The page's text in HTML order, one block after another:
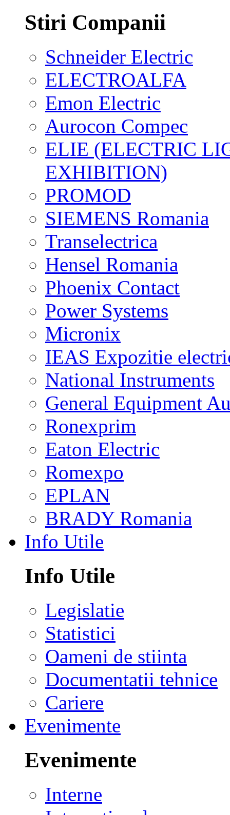
Stiri Companii
Schneider Electric
ELECTROALFA
Emon Electric
Aurocon Compec
ELIE (ELECTRIC
EXHIBITION)
PROMOD
SIEMENS Romania
Transelectrica
Hensel Romania
Phoenix Contact
Power Systems
Micronix
IEAS Expozitie
National Instruments
General Equipment
Ronexprim
Eaton Electric
Romexpo
EPLAN
BRADY Romania
Info Utile
Info Utile
Legislatie
Statistici
Oameni de stiinta
Documentatii tehnice
Cariere
Evenimente
Evenimente
Interne